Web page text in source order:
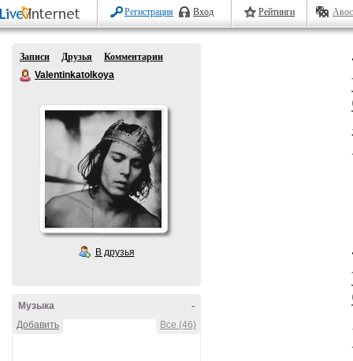
Регистрация Вход Рейтинги
Записи Друзья
Комментарии
Valentinkatolkoya
В друзья
-
Музыка
Все (46)
Добавить